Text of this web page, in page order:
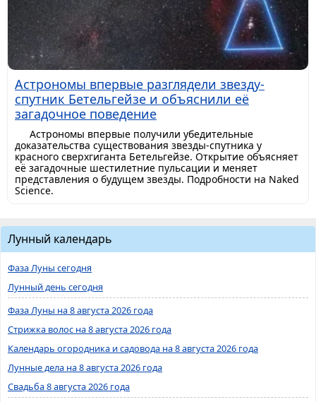
Астрономы впервые разглядели звезду-
спутник Бетельгейзе и объяснили её
загадочное поведение
Астрономы впервые получили убедительные
доказательства существования звезды-спутника у
красного сверхгиганта Бетельгейзе. Открытие объясняет
её загадочные шестилетние пульсации и меняет
представления о будущем звезды. Подробности на Naked
Science.
Лунный календарь
Фаза Луны сегодня
Лунный день сегодня
Фаза Луны на 8 августа 2026 года
Стрижка волос на 8 августа 2026 года
Календарь огородника и садовода на 8 августа 2026 года
Лунные дела на 8 августа 2026 года
Свадьба 8 августа 2026 года